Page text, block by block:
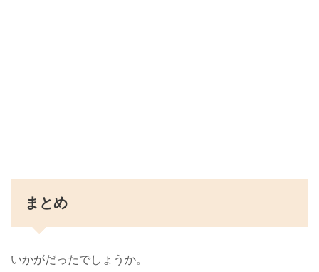
まとめ
いかがだったでしょうか。